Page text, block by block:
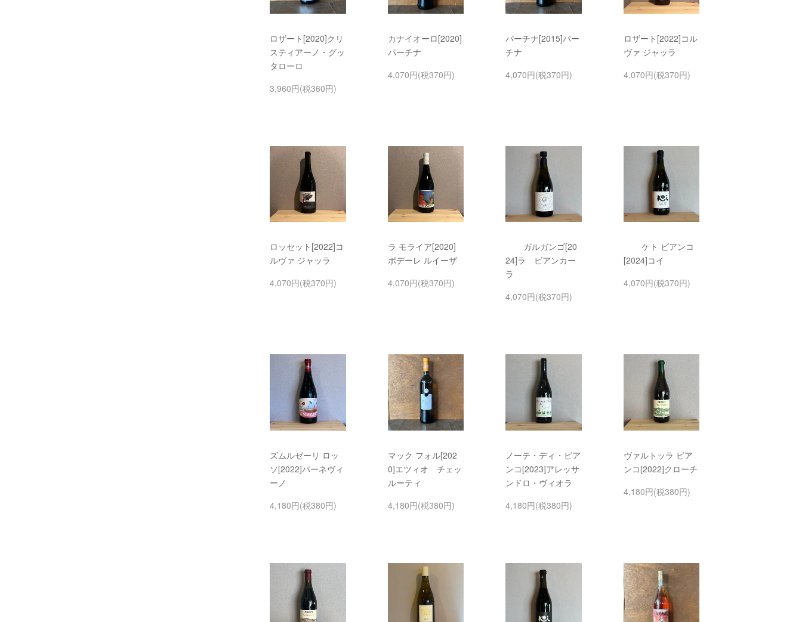
ロザート[2020]クリ
スティアーノ・グッ
タローロ
3,960円(税360円)
カナイオーロ[2020]
パーチナ
4,070円(税370円)
パーチナ[2015]パー
チナ
4,070円(税370円)
ロザート[2022]コル
ヴァ ジャッラ
4,070円(税370円)
ロッセット[2022]コ
ルヴァ ジャッラ
4,070円(税370円)
ラ モライア[2020]
ポデーレ ルイーザ
4,070円(税370円)
ガルガンゴ[20
24]ラ ビアンカー
ラ
4,070円(税370円)
ケト ビアンコ
[2024]コイ
4,070円(税370円)
ズムルゼーリ ロッ
ソ[2022]パーネヴィ
ーノ
4,180円(税380円)
マック フォル[202
0]エツィオ チェッ
ルーティ
4,180円(税380円)
ノーテ・ディ・ビア
ンコ[2023]アレッサ
ンドロ・ヴィオラ
4,180円(税380円)
ヴァルトッラ ビア
ンコ[2022]クローチ
4,180円(税380円)